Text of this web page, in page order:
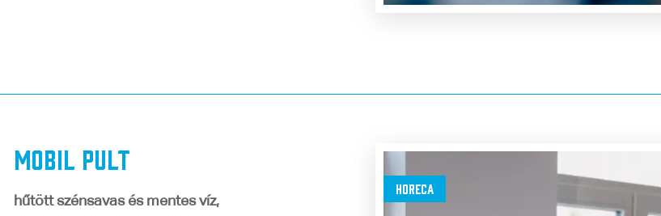
MOBIL PULT
hűtött szénsavas és mentes víz,
Horeca